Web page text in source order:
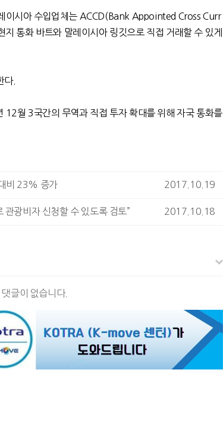
이시아 수입업체는 ACCD(Bank Appointed Cross Curr
통화 바트와 말레이시아 링깃으로 직접 거래할 수 있게
다.
12월 3국간의 무역과 직접 투자 확대를 위해 자국 통화를
비 23% 증가 2017.10.19
관광비자 신청할 수 있도록 검토” 2017.10.18
댓글이 없습니다.